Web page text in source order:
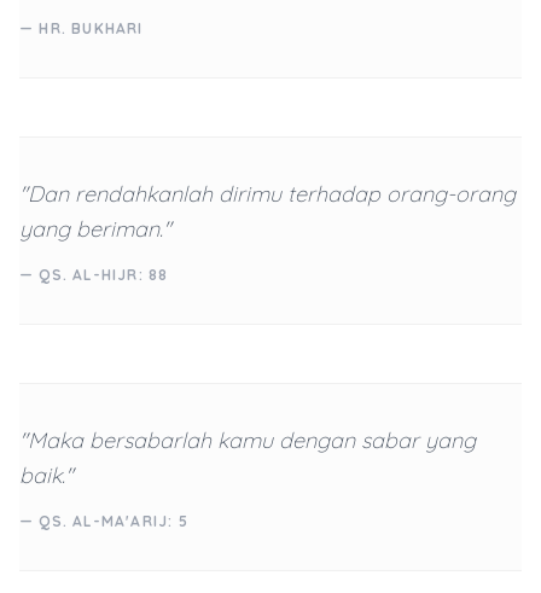
— HR. BUKHARI
"Dan rendahkanlah dirimu terhadap orang-orang
yang beriman."
— QS. AL-HIJR: 88
"Maka bersabarlah kamu dengan sabar yang
baik."
— QS. AL-MA'ARIJ: 5